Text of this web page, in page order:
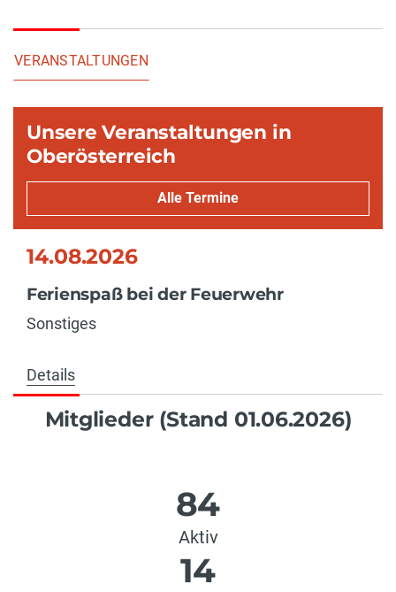
VERANSTALTUNGEN
Unsere Veranstaltungen in
Oberösterreich
Alle Termine
14.08.2026
Ferienspaß bei der Feuerwehr
Sonstiges
Details
Mitglieder (Stand 01.06.2026)
84
Aktiv
14